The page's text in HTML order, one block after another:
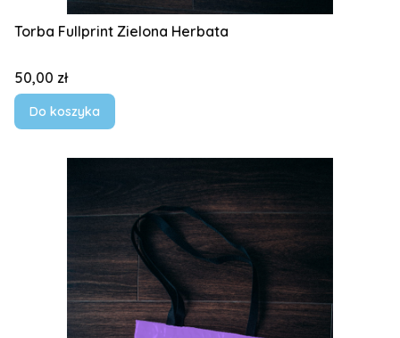
Torba Fullprint Zielona Herbata
Cena
50,00 zł
Do koszyka